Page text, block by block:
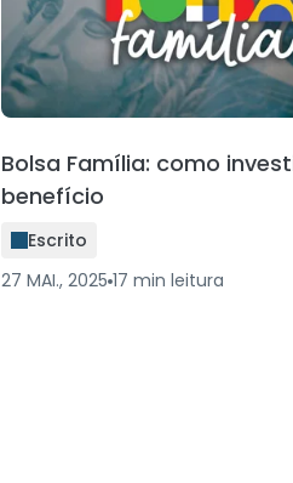
Bolsa Família: como
benefício
Escrito
27 MAI., 2025 17 min leitura